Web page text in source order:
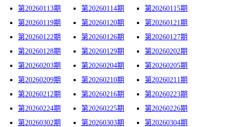
第20260113期
第20260114期
第20260115期
第20260119期
第20260120期
第20260121期
第20260122期
第20260126期
第20260127期
第20260128期
第20260129期
第20260202期
第20260203期
第20260204期
第20260205期
第20260209期
第20260210期
第20260211期
第20260212期
第20260216期
第20260223期
第20260224期
第20260225期
第20260226期
第20260302期
第20260303期
第20260304期